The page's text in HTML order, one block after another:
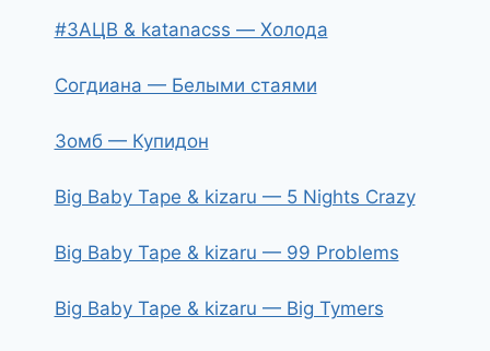
#ЗАЦВ & katanacss — Холода
Согдиана — Белыми стаями
Зомб — Купидон
Big Baby Tape & kizaru — 5 Nights Crazy
Big Baby Tape & kizaru — 99 Problems
Big Baby Tape & kizaru — Big Tymers